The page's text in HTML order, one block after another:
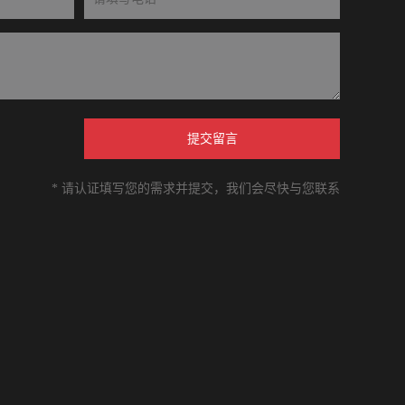
提交留言
* 请认证填写您的需求并提交，我们会尽快与您联系